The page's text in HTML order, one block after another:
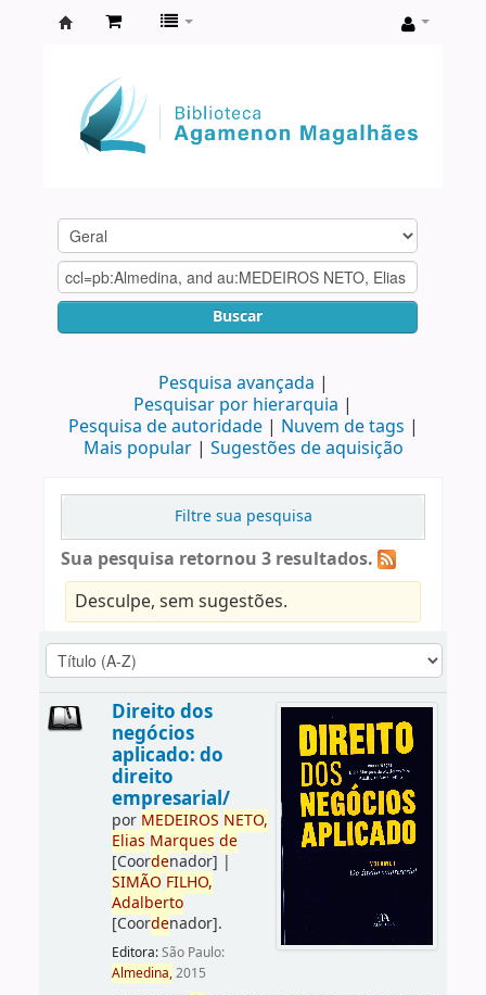
Agamenon
Magalhães
Buscar
Pesquisa avançada
Pesquisar por hierarquia
Pesquisa de autoridade
Nuvem de tags
Mais popular
Sugestões de aquisição
Filtre sua pesquisa
Sua pesquisa retornou 3 resultados.
Desculpe, sem sugestões.
Direito dos
negócios
aplicado: do
direito
empresarial/
por MEDEIROS NETO,
Elias Marques de
[Coordenador] |
SIMÃO FILHO,
Adalberto
[Coordenador].
Editora:São Paulo:
Almedina,2015